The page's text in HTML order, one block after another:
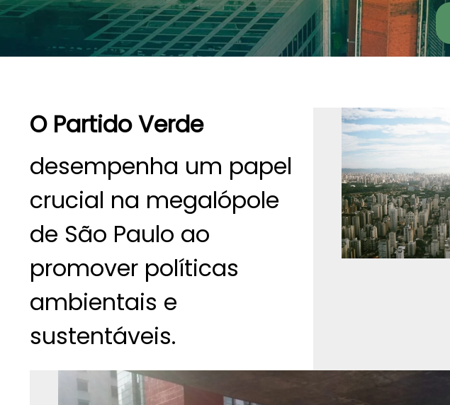
O Partido Verde
desempenha um papel
crucial na megalópole
de São Paulo ao
promover políticas
ambientais e
sustentáveis.